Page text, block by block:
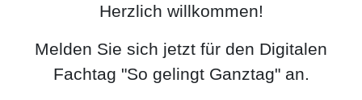
Herzlich willkommen!
Melden Sie sich jetzt für den Digitalen
Fachtag "So gelingt Ganztag" an.